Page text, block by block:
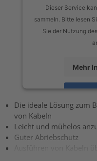
Dieser Service
sammeln. Bitte lesen
Sie der Nutzung
Mehr
powered by
Die ideale Lösung zum
von Kabeln
Leicht und mühelos
Guter Abriebschutz
Ausführen von Kabeln